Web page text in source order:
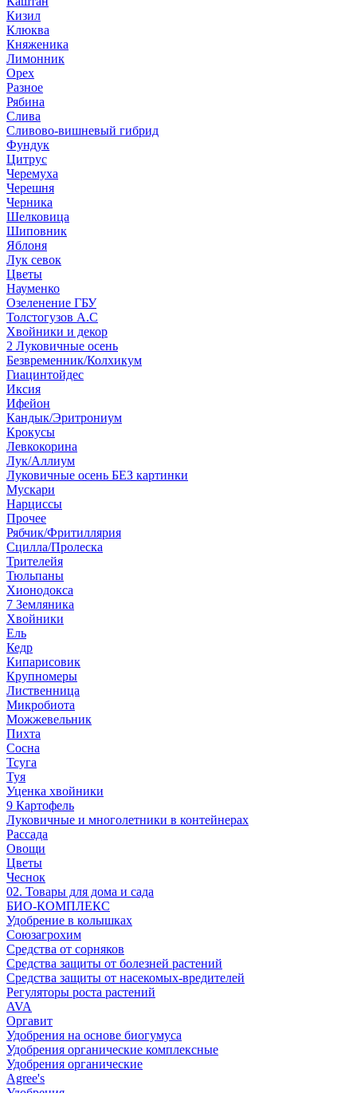
Кизил
Клюква
Княженика
Лимонник
Орех
Разное
Рябина
Слива
Сливово-вишневый гибрид
Фундук
Цитрус
Черемуха
Черешня
Черника
Шелковица
Шиповник
Яблоня
Лук севок
Цветы
Науменко
Озеленение ГБУ
Толстогузов А.С
Хвойники и декор
2 Луковичные осень
Безвременник/Колхикум
Гиацинтойдес
Иксия
Ифейон
Кандык/Эритрониум
Крокусы
Левкокорина
Лук/Аллиум
Луковичные осень БЕЗ картинки
Мускари
Нарциссы
Прочее
Рябчик/Фритиллярия
Сцилла/Пролеска
Трителейя
Тюльпаны
Хионодокса
7 Земляника
Хвойники
Ель
Кедр
Кипарисовик
Крупномеры
Лиственница
Микробиота
Можжевельник
Пихта
Сосна
Тсуга
Туя
Уценка хвойники
9 Картофель
Луковичные и многолетники в контейнерах
Рассада
Овощи
Цветы
Чеснок
02. Товары для дома и сада
БИО-КОМПЛЕКС
Удобрение в колышках
Союзагрохим
Средства от сорняков
Средства защиты от болезней растений
Средства защиты от насекомых-вредителей
Регуляторы роста растений
AVA
Оргавит
Удобрения на основе биогумуса
Удобрения органические комплексные
Удобрения органические
Agree's